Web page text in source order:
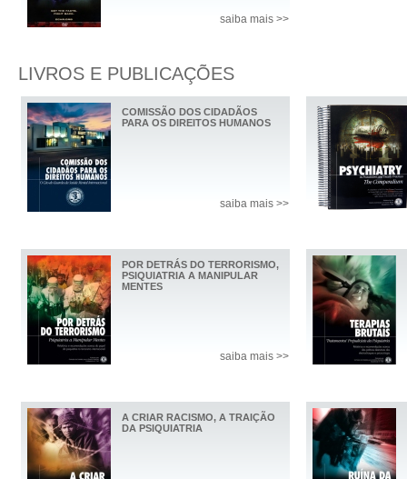
saiba mais >>
LIVROS E PUBLICAÇÕES
COMISSÃO DOS CIDADÃOS
PARA OS DIREITOS HUMANOS
saiba mais >>
POR DETRÁS DO TERRORISMO,
PSIQUIATRIA A MANIPULAR
MENTES
saiba mais >>
A CRIAR RACISMO, A TRAIÇÃO
DA PSIQUIATRIA